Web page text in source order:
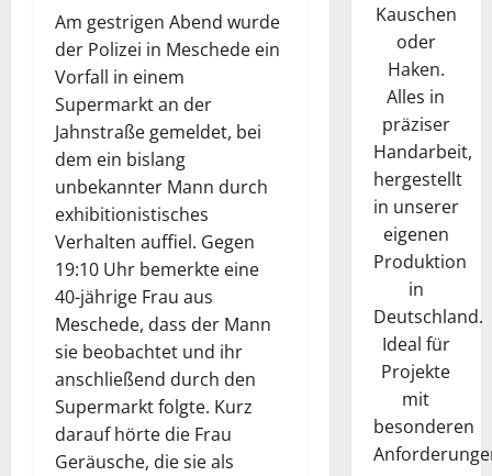
Am gestrigen Abend wurde
der Polizei in Meschede ein
Vorfall in einem
Supermarkt an der
Jahnstraße gemeldet, bei
dem ein bislang
unbekannter Mann durch
exhibitionistisches
Verhalten auffiel. Gegen
19:10 Uhr bemerkte eine
40-jährige Frau aus
Meschede, dass der Mann
sie beobachtet und ihr
anschließend durch den
Supermarkt folgte. Kurz
darauf hörte die Frau
Geräusche, die sie als
Kauschen
oder
Haken.
Alles in
präziser
Handarbeit,
hergestellt
in unserer
eigenen
Produktion
in
Deutschland.
Ideal für
Projekte
mit
besonderen